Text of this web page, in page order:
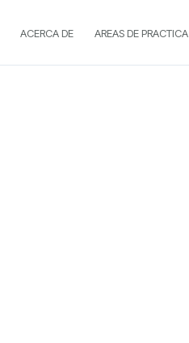
ACERCA DE AREAS DE PRACTICA